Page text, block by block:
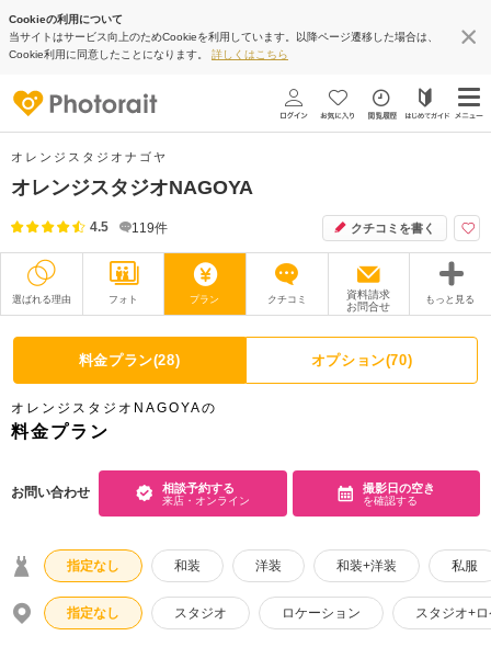
Cookieの利用について
当サイトはサービス向上のためCookieを利用しています。以降ページ遷移した場合は、
Cookie利用に同意したことになります。 詳しくはこちら
オレンジスタジオナゴヤ
オレンジスタジオNAGOYA
4.5 119件 クチコミを書く
選ばれる理由 フォト プラン クチコミ
資料請求
お問合せ
もっと見る
撮影レポート フォトグラファー
衣装 ムービー
オプション
アクセス/TEL スタジオトップ
こだわりポイント
料金プラン(28) オプション(70)
オレンジスタジオNAGOYAの
料金プラン
お問い合わせ 相談予約する
来店・オンライン
撮影日の空き
を確認する
指定なし 和装 洋装 和装+洋装 私服
指定なし スタジオ ロケーション スタジオ+